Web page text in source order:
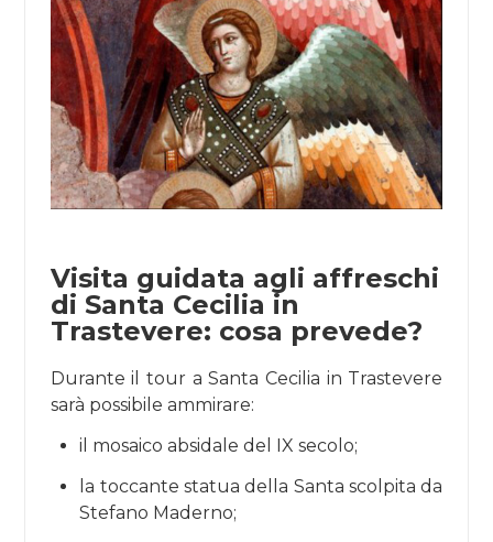
Visita guidata agli affreschi
di Santa Cecilia in
Trastevere: cosa prevede?
Durante il tour a Santa Cecilia in Trastevere
sarà possibile ammirare:
il mosaico absidale del IX secolo;
la toccante statua della Santa scolpita da
Stefano Maderno;